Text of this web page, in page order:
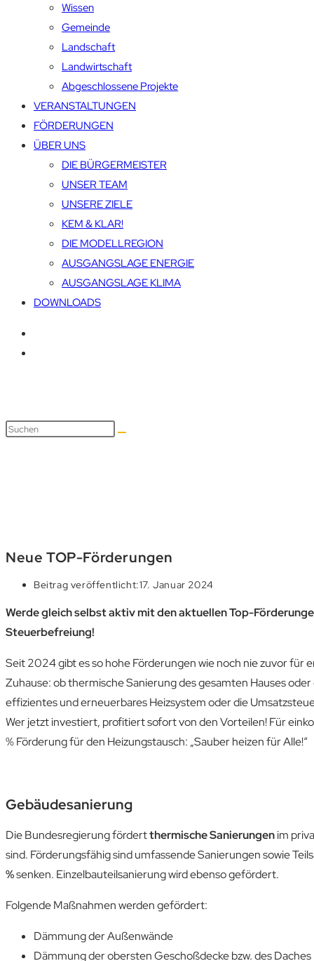
Wissen
Gemeinde
Landschaft
Landwirtschaft
Abgeschlossene Projekte
VERANSTALTUNGEN
FÖRDERUNGEN
ÜBER UNS
DIE BÜRGERMEISTER
UNSER TEAM
UNSERE ZIELE
KEM & KLAR!
DIE MODELLREGION
AUSGANGSLAGE ENERGIE
AUSGANGSLAGE KLIMA
DOWNLOADS
Neue TOP-Förderungen
Beitrag veröffentlicht:17. Januar 2024
Werde gleich selbst aktiv mit den aktuellen Top-
Steuerbefreiung!
Seit 2024 gibt es so hohe Förderungen wie noch nie zuvor für
Zuhause: ob thermische Sanierung des gesamten Hauses
effizientes und erneuerbares Heizsystem oder die
Wer jetzt investiert, profitiert sofort von den Vorteilen! Für
% Förderung für den Heizungstausch: „Sauber heizen für Alle!“
Gebäudesanierung
Die Bundesregierung fördertthermische Sanierungenim
sind. Förderungsfähig sind umfassende Sanierungen sowie
%senken. Einzelbauteilsanierung wird ebenso gefördert.
Folgende Maßnahmen werden gefördert:
Dämmung der Außenwände
Dämmung der obersten Geschoßdecke bzw. des Daches